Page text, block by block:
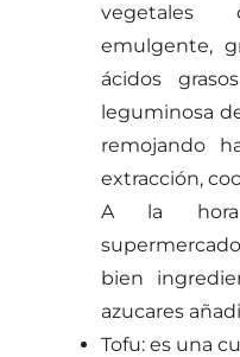
emulgente,
ácidos
leguminosa
remojando
extracción,
A la
bien
azucares
Tofu: es una